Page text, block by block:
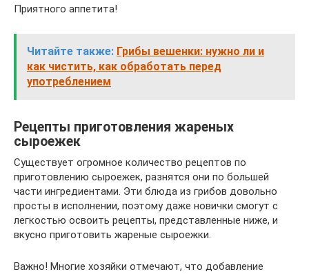
Приятного аппетита!
Читайте также: Грибы вешенки: нужно ли и
как чистить, как обработать перед
употреблением
Рецепты приготовления жареных
сыроежек
Существует огромное количество рецептов по
приготовлению сыроежек, разнятся они по большей
части ингредиентами. Эти блюда из грибов довольно
просты в исполнении, поэтому даже новички смогут с
легкостью освоить рецепты, представленные ниже, и
вкусно приготовить жареные сыроежки.
Важно! Многие хозяйки отмечают, что добавление